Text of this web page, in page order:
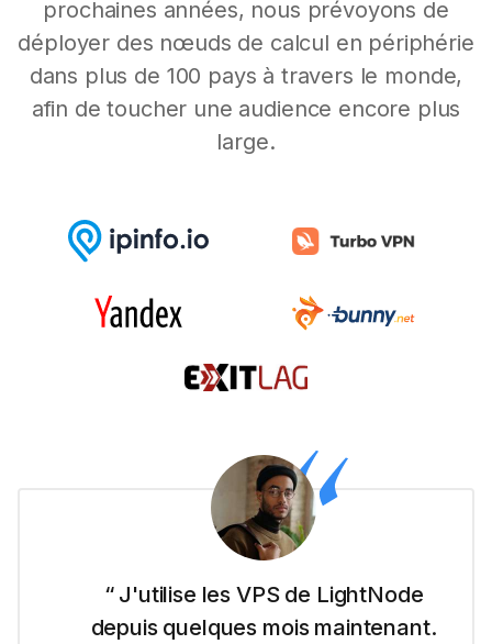
prochaines années, nous prévoyons de
déployer des nœuds de calcul en périphérie
dans plus de 100 pays à travers le monde,
afin de toucher une audience encore plus
large.
“ Je suis novice en matière de
sites web, et les VPS de